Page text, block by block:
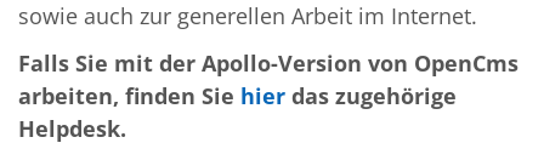
sowie auch zur generellen Arbeit im Internet.
Falls Sie mit der Apollo-Version von OpenCms
arbeiten, finden Sie hier das zugehörige
Helpdesk.